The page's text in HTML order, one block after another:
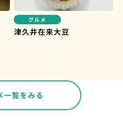
グルメ
津久井在来大豆
一覧をみる